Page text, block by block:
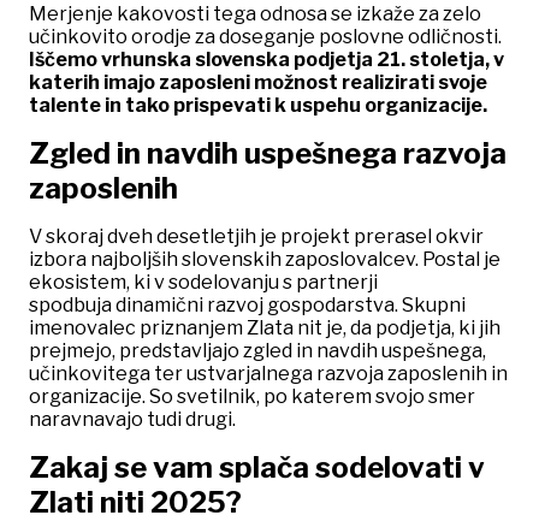
Merjenje kakovosti tega odnosa se izkaže za zelo
učinkovito orodje za doseganje poslovne odličnosti.
Iščemo vrhunska slovenska podjetja 21. stoletja, v
katerih imajo zaposleni možnost realizirati svoje
talente in tako prispevati k uspehu organizacije.
Zgled in navdih uspešnega razvoja
zaposlenih
V skoraj dveh desetletjih je projekt prerasel okvir
izbora najboljših slovenskih zaposlovalcev. Postal je
ekosistem, ki v sodelovanju s partnerji
spodbuja dinamični razvoj gospodarstva. Skupni
imenovalec priznanjem Zlata nit je, da podjetja, ki jih
prejmejo, predstavljajo zgled in navdih uspešnega,
učinkovitega ter ustvarjalnega razvoja zaposlenih in
organizacije. So svetilnik, po katerem svojo smer
naravnavajo tudi drugi.
Zakaj se vam splača sodelovati v
Zlati niti 2025?